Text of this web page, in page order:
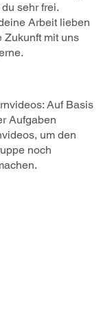
sehr frei.
Arbeit lieben
Zukunft mit uns
Auf Basis
Aufgaben
um den
noch